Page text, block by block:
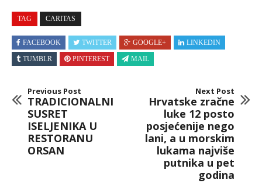
TAG CARITAS
FACEBOOK TWITTER GOOGLE+
LINKEDIN
TUMBLR
PINTEREST MAIL
Previous Post
TRADICIONALNI
SUSRET
ISELJENIKA U
RESTORANU
ORSAN
Next Post
Hrvatske zračne
luke 12 posto
posjećenije nego
lani, a u morskim
lukama najviše
putnika u pet
godina